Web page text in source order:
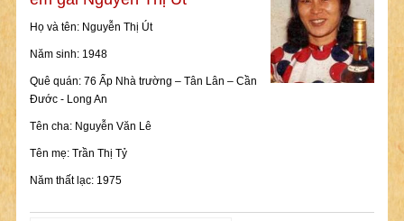
Họ và tên: Nguyễn Thị Út
Năm sinh: 1948
Quê quán: 76 Ấp Nhà trường – Tân Lân – Cần
Đước - Long An
Tên cha: Nguyễn Văn Lê
Tên mẹ: Trần Thị Tỷ
Năm thất lạc: 1975